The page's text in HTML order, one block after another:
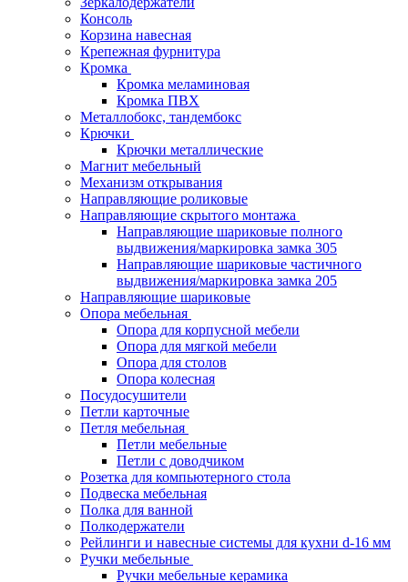
Консоль
Корзина навесная
Крепежная фурнитура
Кромка
Кромка меламиновая
Кромка ПВХ
Металлобокс, тандембокс
Крючки
Крючки металлические
Магнит мебельный
Механизм открывания
Направляющие роликовые
Направляющие скрытого монтажа
Направляющие шариковые полного
выдвижения/маркировка замка 305
Направляющие шариковые частичного
выдвижения/маркировка замка 205
Направляющие шариковые
Опора мебельная
Опора для корпусной мебели
Опора для мягкой мебели
Опора для столов
Опора колесная
Посудосушители
Петли карточные
Петля мебельная
Петли мебельные
Петли с доводчиком
Розетка для компьютерного стола
Подвеска мебельная
Полка для ванной
Полкодержатели
Рейлинги и навесные системы для кухни d-16 мм
Ручки мебельные
Ручки мебельные керамика